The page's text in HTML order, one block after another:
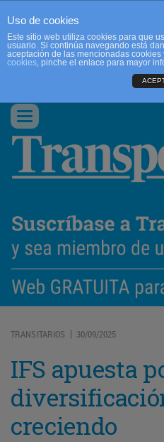
Conmutar
navegación
TRANSITARIOS | 30/09/2025
IFS apuesta
creciendo
Uso de cookies
Este sitio web utiliza cookies para que
usuario. Si continúa navegando está
aceptación de las mencionadas
cookies, pinche el enlace para mayor